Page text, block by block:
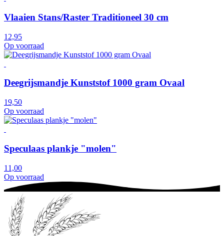
Vlaaien Stans/Raster Traditioneel 30 cm
12,95
Op voorraad
Deegrijsmandje Kunststof 1000 gram Ovaal
19,50
Op voorraad
Speculaas plankje "molen"
11,00
Op voorraad